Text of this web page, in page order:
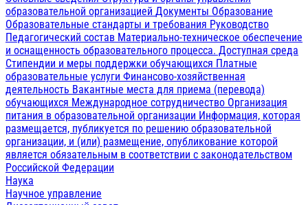
образовательной организацией Документы Образование
Образовательные стандарты и требования Руководство
Педагогический состав Материально-техническое обеспечение
и оснащенность образовательного процесса. Доступная среда
Стипендии и меры поддержки обучающихся Платные
образовательные услуги Финансово-хозяйственная
деятельность Вакантные места для приема (перевода)
обучающихся Международное сотрудничество Организация
питания в образовательной организации Информация, которая
размещается, публикуется по решению образовательной
организации, и (или) размещение, опубликование которой
является обязательным в соответствии с законодательством
Российской Федерации
Наука
Научное управление